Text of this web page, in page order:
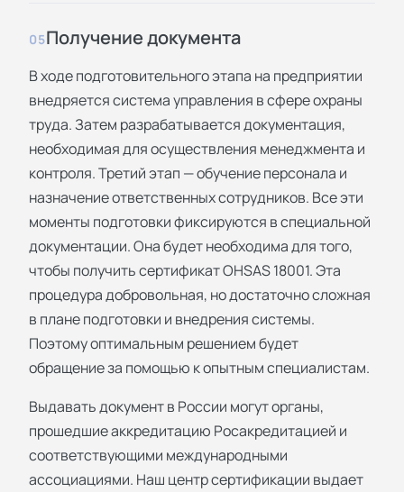
05Получение документа
В ходе подготовительного этапа на предприятии
внедряется система управления в сфере охраны
труда. Затем разрабатывается документация,
необходимая для осуществления менеджмента и
контроля. Третий этап — обучение персонала и
назначение ответственных сотрудников. Все эти
моменты подготовки фиксируются в специальной
документации. Она будет необходима для того,
чтобы получить сертификат OHSAS 18001. Эта
процедура добровольная, но достаточно сложная
в плане подготовки и внедрения системы.
Поэтому оптимальным решением будет
обращение за помощью к опытным специалистам.
Выдавать документ в России могут органы,
прошедшие аккредитацию Росакредитацией и
соответствующими международными
ассоциациями. Наш центр сертификации выдает